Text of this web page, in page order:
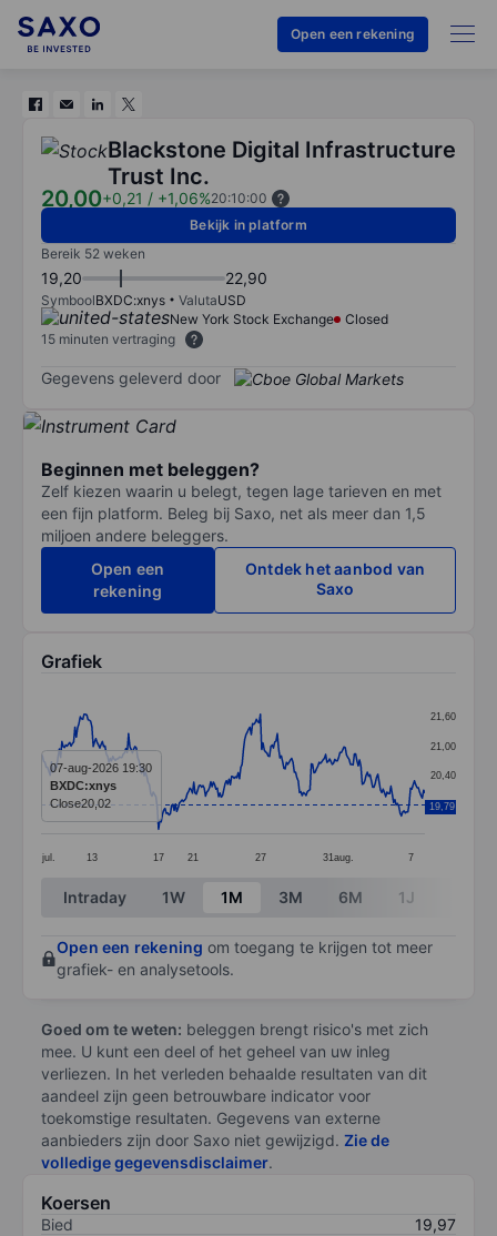
Open een rekening
Blackstone Digital Infrastructure
Trust Inc.
20,00+0,21 / +1,06%20:10:00
Bekijk in platform
Bereik 52 weken
19,20 22,90
SymboolBXDC:xnys ValutaUSD
New York Stock Exchange
Closed
15 minuten vertraging
Gegevens geleverd door
Beginnen met beleggen?
Zelf kiezen waarin u belegt, tegen lage tarieven en met
een fijn platform. Beleg bij Saxo, net als meer dan 1,5
miljoen andere beleggers.
Open een
rekening
Ontdek het aanbod van
Saxo
Grafiek
Line chart with 295 data points.
The chart has 1 X axis displaying categories.
The chart has 1 Y axis displaying values. Data ranges
jul. 13 17 21 27 31 aug. 7
19,80
20,40
21,00
21,60
19,79
07-aug-2026 19:30
BXDC:xnys
Close20,02
End of interactive chart.
Intraday 1W 1M 3M 6M 1J
Open een rekening om toegang te krijgen tot meer
grafiek- en analysetools.
Goed om te weten: beleggen brengt risico's met zich
mee. U kunt een deel of het geheel van uw inleg
verliezen. In het verleden behaalde resultaten van dit
aandeel zijn geen betrouwbare indicator voor
toekomstige resultaten. Gegevens van externe
aanbieders zijn door Saxo niet gewijzigd. Zie de
volledige gegevensdisclaimer.
Koersen
Bied
19,97